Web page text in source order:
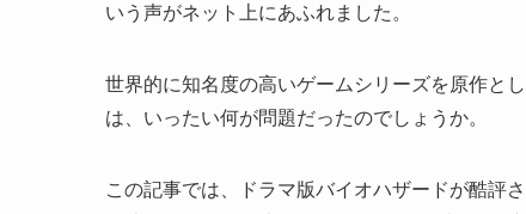
いう声がネット上にあふれました。
世界的に知名度の高いゲームシリーズを原作と
は、いったい何が問題だったのでしょうか。
この記事では、ドラマ版バイオハザードが酷評